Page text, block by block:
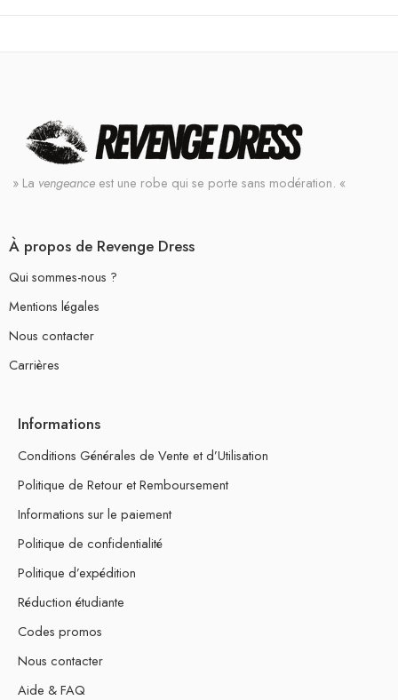
» La vengeance est une robe qui se porte sans modération. «
À propos de Revenge Dress
Qui sommes-nous ?
Mentions légales
Nous contacter
Carrières
Informations
Conditions Générales de Vente et d’Utilisation
Politique de Retour et Remboursement
Informations sur le paiement
Politique de confidentialité
Politique d’expédition
Réduction étudiante
Codes promos
Nous contacter
Aide & FAQ